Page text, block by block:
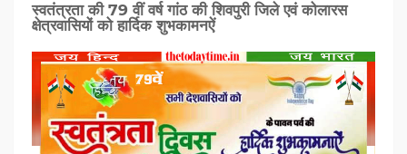
स्वतंत्रता की 79 वीं वर्ष गांठ की शिवपुरी जिले एवं कोलारस
क्षेत्रवासियों को हार्दिक शुभकामनऐं